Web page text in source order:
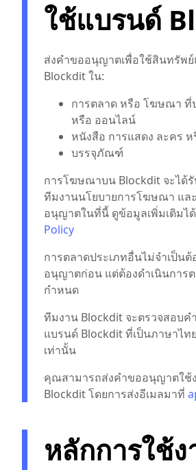
ใช้แบรนด์
ส่งคำขออนุญาตเพื่อใช้สินทรัพ
Blockdit ใน:
การตลาด หรือ โฆษณา
หรือ ออนไลน์
หนังสือ การแสดง ละคร
บรรจุภัณฑ์
การโฆษณาบน Blockdit จะได้
ทีมงานนโยบายการโฆษณา แล
อนุญาตในที่นี้ ดูข้อมูลเพิ่มเติมไ
Policy
การตลาดประเภทอื่นไม่จำเป็นต้
อนุญาตก่อน แต่ต้องดำเนินการ
กำหนด
ทีมงาน Blockdit จะตรวจสอบ
แบรนด์ Blockdit ที่เป็นภาษาไท
เท่านั้น
คุณสามารถส่งคำขออนุญาตใช้
Blockdit โดยการส่งอีเมลมาที่
หลักการใช้